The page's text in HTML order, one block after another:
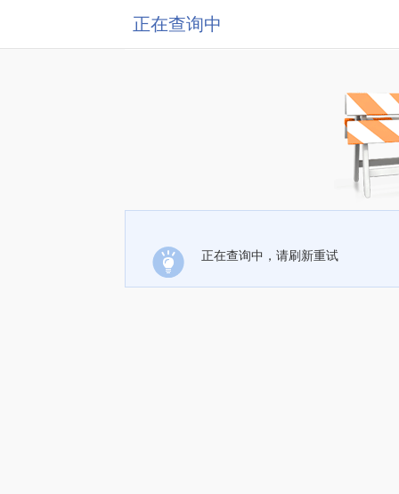
正在查询中
正在查询中，请刷新重试